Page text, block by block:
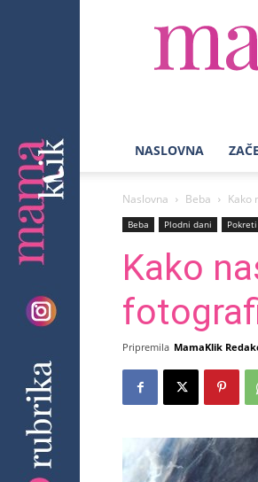
NASLOVNA
Naslovna Beba Kako
Beba Plodni dani Pokreti
Kako
Pripremila MamaKlik